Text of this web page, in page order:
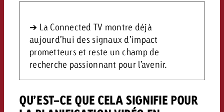
➔ La Connected TV montre déjà
aujourd’hui des signaux d’impact
prometteurs et reste un champ de
recherche passionnant pour l’avenir.
QU’EST-CE QUE CELA SIGNIFIE POUR